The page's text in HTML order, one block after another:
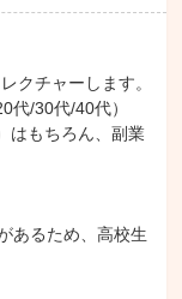
クチャーします。
代/30代/40代）
はもちろん、副業
あるため、高校生